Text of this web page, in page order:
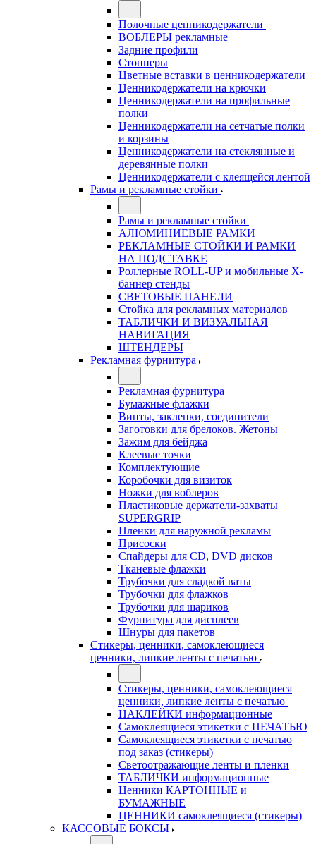
Полочные ценникодержатели
ВОБЛЕРЫ рекламные
Задние профили
Стопперы
Цветные вставки в ценникодержатели
Ценникодержатели на крючки
Ценникодержатели на профильные
полки
Ценникодержатели на сетчатые полки
и корзины
Ценникодержатели на стеклянные и
деревянные полки
Ценникодержатели с клеящейся лентой
Рамы и рекламные стойки
Рамы и рекламные стойки
АЛЮМИНИЕВЫЕ РАМКИ
РЕКЛАМНЫЕ СТОЙКИ И РАМКИ
НА ПОДСТАВКЕ
Роллерные ROLL-UP и мобильные X-
баннер стенды
СВЕТОВЫЕ ПАНЕЛИ
Стойка для рекламных материалов
ТАБЛИЧКИ И ВИЗУАЛЬНАЯ
НАВИГАЦИЯ
ШТЕНДЕРЫ
Рекламная фурнитура
Рекламная фурнитура
Бумажные флажки
Винты, заклепки, соединители
Заготовки для брелоков. Жетоны
Зажим для бейджа
Клеевые точки
Комплектующие
Коробочки для визиток
Ножки для воблеров
Пластиковые держатели-захваты
SUPERGRIP
Пленки для наружной рекламы
Присоски
Спайдеры для CD, DVD дисков
Тканевые флажки
Трубочки для сладкой ваты
Трубочки для флажков
Трубочки для шариков
Фурнитура для дисплеев
Шнуры для пакетов
Стикеры, ценники, самоклеющиеся
ценники, липкие ленты с печатью
Стикеры, ценники, самоклеющиеся
ценники, липкие ленты с печатью
НАКЛЕЙКИ информационные
Самоклеящиеся этикетки с ПЕЧАТЬЮ
Самоклеящиеся этикетки с печатью
под заказ (стикеры)
Светоотражающие ленты и пленки
ТАБЛИЧКИ информационные
Ценники КАРТОННЫЕ и
БУМАЖНЫЕ
ЦЕННИКИ самоклеящиеся (стикеры)
КАССОВЫЕ БОКСЫ